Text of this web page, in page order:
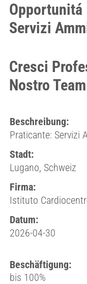
Servizi
Cresci
Nostro
Beschreibung:
Praticante: Servizi
Stadt:
Lugano, Schweiz
Firma:
Istituto
Datum:
2026-04-30
Beschäftigung:
bis 100%